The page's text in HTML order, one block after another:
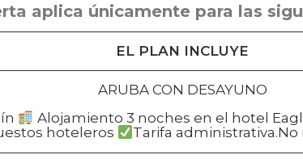
aplica únicamente para las
EL PLAN INCLUYE
ARUBA CON DESAYUNO
Alojamiento 3 noches en el hotel
hoteleros
Tarifa administrativa.No